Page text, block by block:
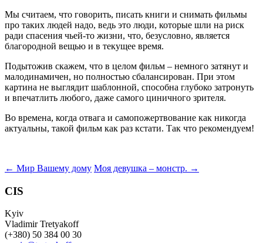
Мы считаем, что говорить, писать книги и снимать фильмы
про таких людей надо, ведь это люди, которые шли на риск
ради спасения чьей-то жизни, что, безусловно, является
благородной вещью и в текущее время.
Подытожив скажем, что в целом фильм – немного затянут и
малодинамичен, но полностью сбалансирован. При этом
картина не выглядит шаблонной, способна глубоко затронуть
и впечатлить любого, даже самого циничного зрителя.
Во времена, когда отвага и самопожертвование как никогда
актуальны, такой фильм как раз кстати. Так что рекомендуем!
Post
navigation
← Мир Вашему дому Моя девушка – монстр. →
CIS
Kyiv
Vladimir Tretyakoff
(+380) 50 384 00 30